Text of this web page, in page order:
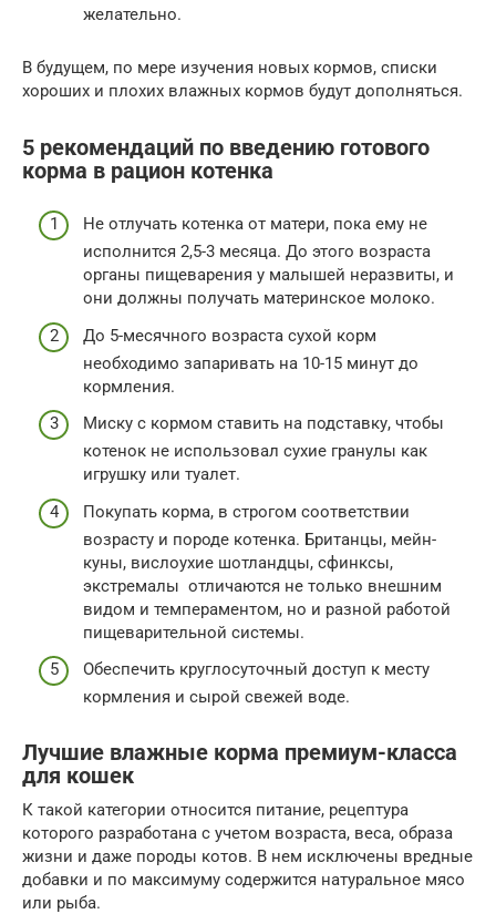
желательно.
В будущем, по мере изучения новых кормов, списки
хороших и плохих влажных кормов будут дополняться.
5 рекомендаций по введению готового
корма в рацион котенка
Не отлучать котенка от матери, пока ему не
исполнится 2,5-3 месяца. До этого возраста
органы пищеварения у малышей неразвиты, и
они должны получать материнское молоко.
До 5-месячного возраста сухой корм
необходимо запаривать на 10-15 минут до
кормления.
Миску с кормом ставить на подставку, чтобы
котенок не использовал сухие гранулы как
игрушку или туалет.
Покупать корма, в строгом соответствии
возрасту и породе котенка. Британцы, мейн-
куны, вислоухие шотландцы, сфинксы,
экстремалы отличаются не только внешним
видом и темпераментом, но и разной работой
пищеварительной системы.
Обеспечить круглосуточный доступ к месту
кормления и сырой свежей воде.
Лучшие влажные корма премиум-класса
для кошек
К такой категории относится питание, рецептура
которого разработана с учетом возраста, веса, образа
жизни и даже породы котов. В нем исключены вредные
добавки и по максимуму содержится натуральное мясо
или рыба.